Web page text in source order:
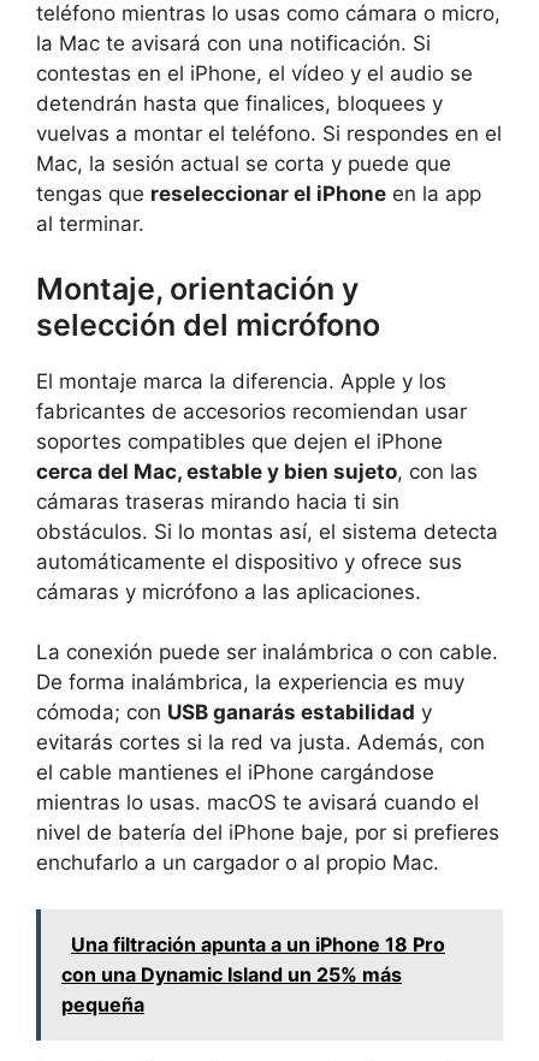
teléfono mientras lo usas como cámara o micro,
la Mac te avisará con una notificación. Si
contestas en el iPhone, el vídeo y el audio se
detendrán hasta que finalices, bloquees y
vuelvas a montar el teléfono. Si respondes en el
Mac, la sesión actual se corta y puede que
tengas que reseleccionar el iPhone en la app
al terminar.
Montaje, orientación y
selección del micrófono
El montaje marca la diferencia. Apple y los
fabricantes de accesorios recomiendan usar
soportes compatibles que dejen el iPhone
cerca del Mac, estable y bien sujeto, con las
cámaras traseras mirando hacia ti sin
obstáculos. Si lo montas así, el sistema detecta
automáticamente el dispositivo y ofrece sus
cámaras y micrófono a las aplicaciones.
La conexión puede ser inalámbrica o con cable.
De forma inalámbrica, la experiencia es muy
cómoda; con USB ganarás estabilidad y
evitarás cortes si la red va justa. Además, con
el cable mantienes el iPhone cargándose
mientras lo usas. macOS te avisará cuando el
nivel de batería del iPhone baje, por si prefieres
enchufarlo a un cargador o al propio Mac.
Una filtración apunta a un iPhone 18 Pro
con una Dynamic Island un 25% más
pequeña